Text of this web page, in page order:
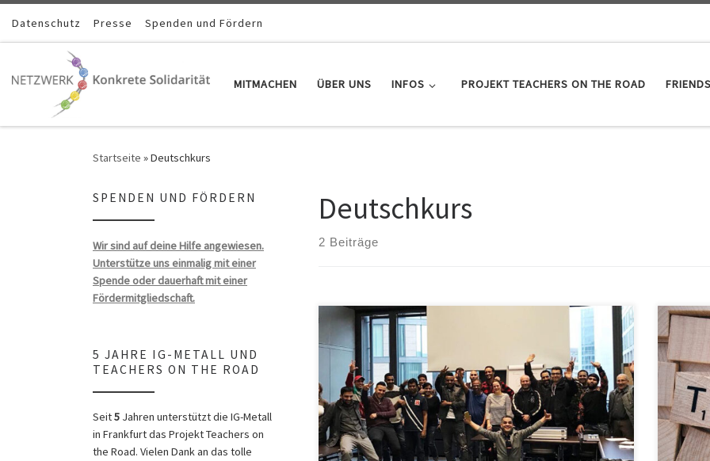
Zum Inhalt springen
Datenschutz Presse Spenden und Fördern
MITMACHEN ÜBER UNS INFOS PROJEKT TEACHERS ON THE ROAD FRIENDS
Startseite »Deutschkurs
Deutschkurs
2 Beiträge
Teachers on the Road Frankfurter Kandidat für den Deutschen
Integrationspreis 2018 Kostenloser Deutsch-Unterricht für
Geflüchtete und Migrantinnen und Migranten – […]
SPENDEN UND FÖRDERN
Wir sind auf deine Hilfe angewiesen.
Unterstütze uns einmalig mit einer
Spende oder dauerhaft mit einer
Fördermitgliedschaft.
5 JAHRE IG-METALL UND
TEACHERS ON THE ROAD
Seit5 Jahren unterstützt die IG-Metall
in Frankfurt das Projekt Teachers on
the Road. Vielen Dank an das tolle